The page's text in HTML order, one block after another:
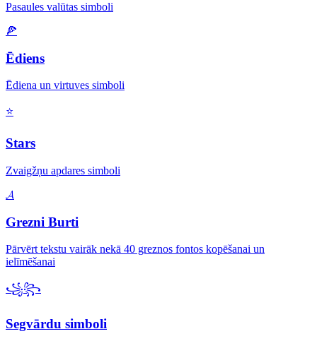
Pasaules valūtas simboli
🍕
Ēdiens
Ēdiena un virtuves simboli
⭐
Stars
Zvaigžņu apdares simboli
𝓐
Grezni Burti
Pārvērt tekstu vairāk nekā 40 greznos fontos kopēšanai un
ielīmēšanai
꧁꧂
Segvārdu simboli